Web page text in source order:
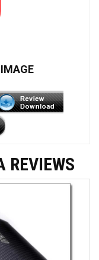
REVIEWS